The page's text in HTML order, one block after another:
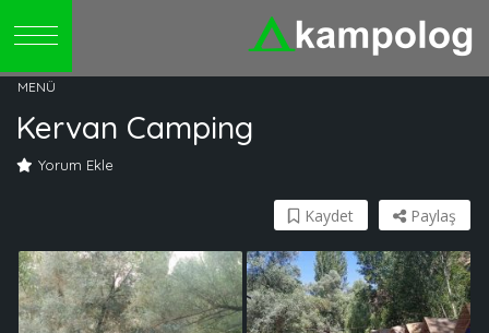
Kervan Camping
Yorum Ekle
Paylaş
Kaydet